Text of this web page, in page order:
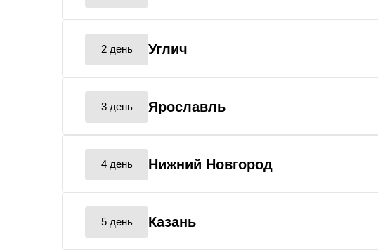
2 день Углич
3 день Ярославль
4 день Нижний Новгород
5 день Казань